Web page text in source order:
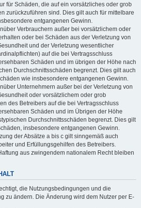
für Schäden, die auf ein vorsätzliches oder grob
zurückzuführen sind. Dies gilt auch für mittelbare
entgangenen Gewinn.
Verbrauchern außer bei vorsätzlichem oder
oder bei Schäden aus der Verletzung von
und der Verletzung wesentlicher
auf die bei Vertragsschluss
Schäden und im übrigen der Höhe nach
Durchschnittsschäden begrenzt. Dies gilt auch
wie insbesondere entgangenen Gewinn.
Unternehmern außer bei der Verletzung von
oder vorsätzlichem oder grob
des Betreibers auf die bei Vertragsschluss
Schäden und im Übrigen der Höhe
Durchschnittsschäden begrenzt. Dies gilt
insbesondere entgangenen Gewinn.
der Absätze a bis c gilt sinngemäß auch
und Erfüllungsgehilfen des Betreibers.
aus zwingendem nationalem Recht bleiben
die Nutzungsbedingungen und die
zu ändern. Die Änderung wird dem Nutzer per E-